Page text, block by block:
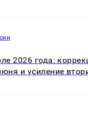
2026 года:
и усиление